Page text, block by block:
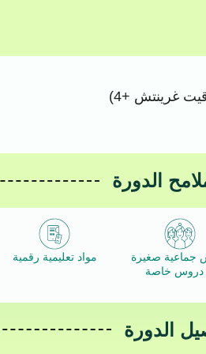
غرينتش +4)
الدورة
جماعية صغيرة
دروس خاصة
مواد تعليمية رقمية
الدورة